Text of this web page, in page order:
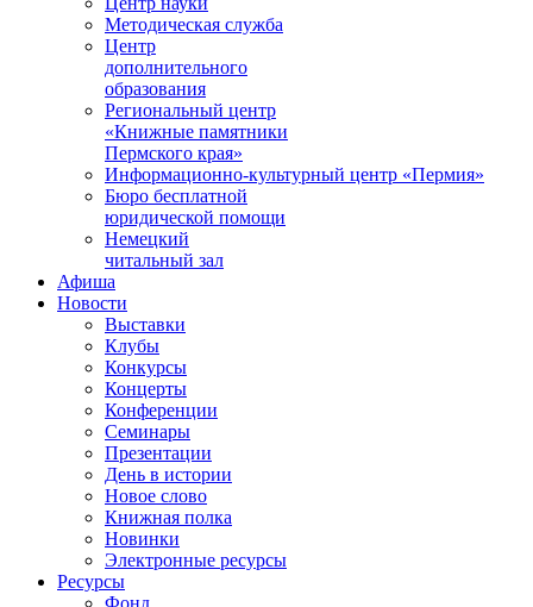
Методическая служба
Центр
дополнительного
образования
Региональный центр
«Книжные памятники
Пермского края»
Информационно-культурный центр «Пермия»
Бюро бесплатной
юридической помощи
Немецкий
читальный зал
Афиша
Новости
Выставки
Клубы
Конкурсы
Концерты
Конференции
Семинары
Презентации
День в истории
Новое слово
Книжная полка
Новинки
Электронные ресурсы
Ресурсы
Фонд